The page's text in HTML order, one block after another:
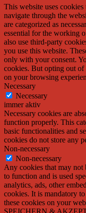
This website uses
navigate through the
are categorized as
essential for the working
also use third-party
you use this website.
only with your consent.
cookies. But opting out of
on your browsing
Necessary
Necessary
immer aktiv
Necessary cookies are
function properly. This
basic functionalities and
cookies do not store any
Non-necessary
Non-necessary
Any cookies that may not
to function and is used
analytics, ads, other
cookies. It is mandatory
these cookies on your